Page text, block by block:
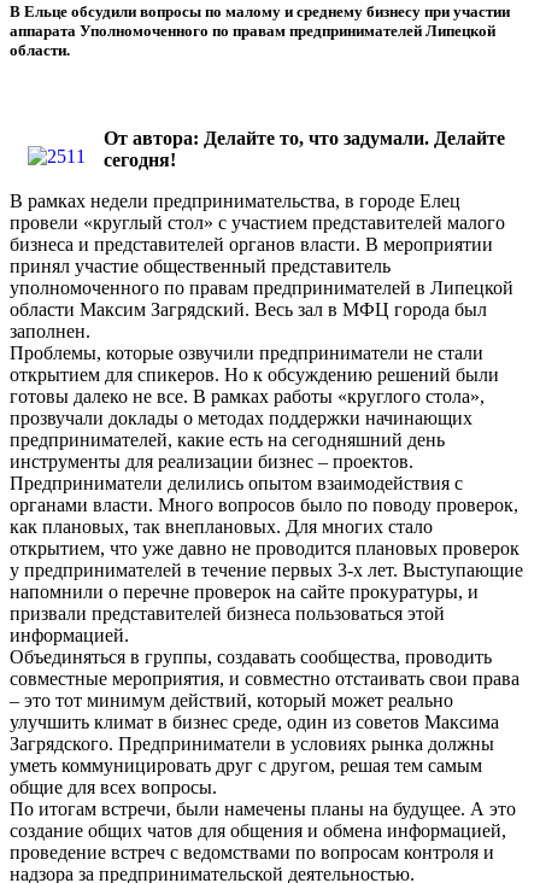
В Ельце обсудили вопросы по малому и среднему бизнесу при участии
аппарата Уполномоченного по правам предпринимателей Липецкой
области.
От автора: Делайте то, что задумали. Делайте
сегодня!
В рамках недели предпринимательства, в городе Елец
провели «круглый стол» с участием представителей малого
бизнеса и представителей органов власти. В мероприятии
принял участие общественный представитель
уполномоченного по правам предпринимателей в Липецкой
области Максим Загрядский. Весь зал в МФЦ города был
заполнен.
Проблемы, которые озвучили предприниматели не стали
открытием для спикеров. Но к обсуждению решений были
готовы далеко не все. В рамках работы «круглого стола»,
прозвучали доклады о методах поддержки начинающих
предпринимателей, какие есть на сегодняшний день
инструменты для реализации бизнес – проектов.
Предприниматели делились опытом взаимодействия с
органами власти. Много вопросов было по поводу проверок,
как плановых, так внеплановых. Для многих стало
открытием, что уже давно не проводится плановых проверок
у предпринимателей в течение первых 3-х лет. Выступающие
напомнили о перечне проверок на сайте прокуратуры, и
призвали представителей бизнеса пользоваться этой
информацией.
Объединяться в группы, создавать сообщества, проводить
совместные мероприятия, и совместно отстаивать свои права
– это тот минимум действий, который может реально
улучшить климат в бизнес среде, один из советов Максима
Загрядского. Предприниматели в условиях рынка должны
уметь коммуницировать друг с другом, решая тем самым
общие для всех вопросы.
По итогам встречи, были намечены планы на будущее. А это
создание общих чатов для общения и обмена информацией,
проведение встреч с ведомствами по вопросам контроля и
надзора за предпринимательской деятельностью.